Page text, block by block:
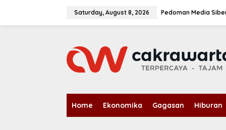
Saturday, August 8, 2026 Pedoman Media
Home Ekonomika Gagasan Hiburan